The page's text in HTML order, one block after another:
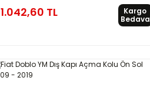
1.042,60 TL
Kargo
Bedava